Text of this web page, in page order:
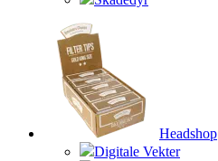
Headshop
Digitale Vekter